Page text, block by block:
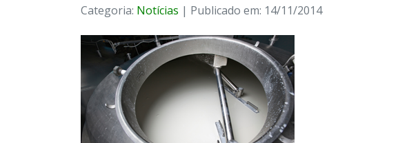
Categoria: Notícias | Publicado em: 14/11/2014